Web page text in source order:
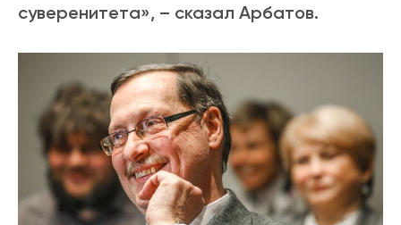
суверенитета», – сказал Арбатов.